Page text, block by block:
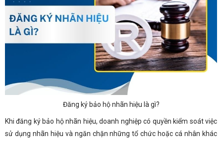
Đăng ký bảo hộ nhãn hiệu là gì?
Khi đăng ký bảo hộ nhãn hiệu, doanh nghiệp có quyền kiểm soát việc
sử dụng nhãn hiệu và ngăn chặn những tổ chức hoặc cá nhân khác